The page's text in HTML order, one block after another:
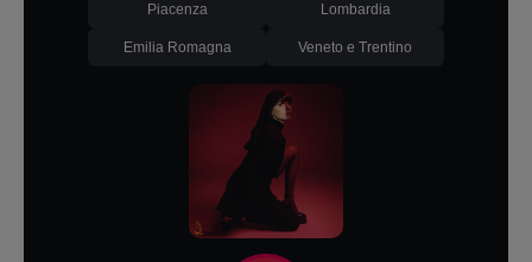
Piacenza Lombardia
Emilia Romagna Veneto e Trentino